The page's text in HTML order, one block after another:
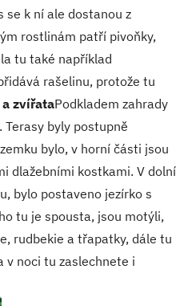
se k ní ale dostanou z
rostlinám patří pivoňky,
tu také například
rašelinu, protože tu
zvířataPodkladem zahrady
byly postupně
bylo, v horní části jsou
dlažebními kostkami. V dolní
bylo postaveno jezírko s
tu je spousta, jsou motýli,
rudbekie a třapatky, dále tu
v noci tu zaslechnete i